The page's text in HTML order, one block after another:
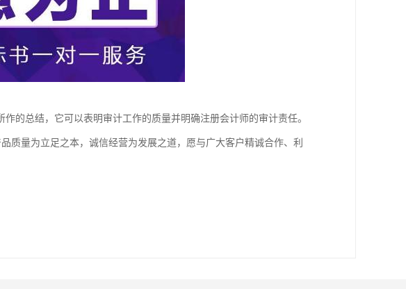
总结，它可以表明审计工作的质量并明确注册会计师的审计责任。
质量为立足之本，诚信经营为发展之道，愿与广大客户精诚合作、利